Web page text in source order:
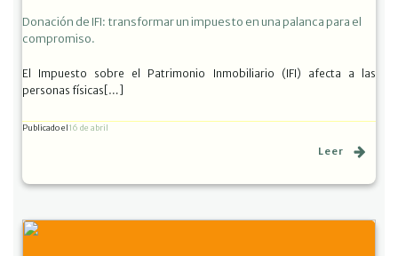
Donación de IFI: transformar un impuesto en una palanca para el
compromiso.
El Impuesto sobre el Patrimonio Inmobiliario (IFI) afecta a las
personas físicas[…]
Publicado el16 de abril
Leer